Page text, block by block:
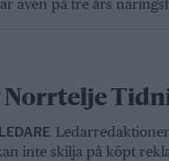
även på tre års
Norrtelje
inte skilja på köpt